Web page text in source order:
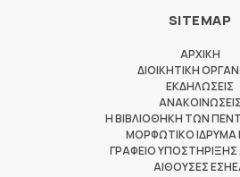
SITEMAP
ΑΡΧΙΚΗ
ΔΙΟΙΚΗΤΙΚΗ
ΕΚΔΗΛΩΣΕΙΣ
ΑΝΑΚΟΙΝΩΣΕΙΣ
Η ΒΙΒΛΙΟΘΗΚΗ ΤΩΝ
ΜΟΡΦΩΤΙΚΟ ΙΔΡΥΜΑ
ΓΡΑΦΕΙΟ
ΑΙΘΟΥΣΕΣ